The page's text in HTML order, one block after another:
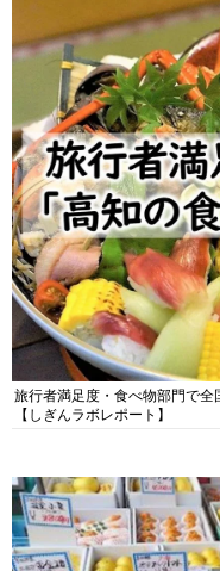
旅行者満足度・食べ物部門で
【しぎんラボレポート】